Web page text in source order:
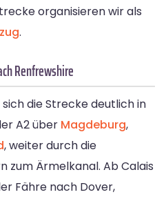
organisieren wir als
.
Renfrewshire
die Strecke deutlich in
A2 über Magdeburg,
, weiter durch die
zum Ärmelkanal. Ab Calais
Fähre nach Dover,